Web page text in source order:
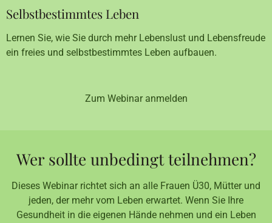
Selbstbestimmtes Leben
Lernen Sie, wie Sie durch mehr Lebenslust und Lebensfreude
ein freies und selbstbestimmtes Leben aufbauen.
Zum Webinar anmelden
Wer sollte unbedingt teilnehmen?
Dieses Webinar richtet sich an alle Frauen Ü30, Mütter und
jeden, der mehr vom Leben erwartet. Wenn Sie Ihre
Gesundheit in die eigenen Hände nehmen und ein Leben